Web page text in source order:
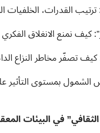
القدرات، الخلفيات
كيف نمنع الانغلاق
تصفّر مخاطر النزاع
بمستوى التأثير
في البيئات